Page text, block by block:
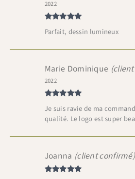
5
2022
Parfait, dessin lumineux
5
Marie Dominique
2022
Je suis ravie de ma
qualité. Le logo est super
Joanna (client confirmé)